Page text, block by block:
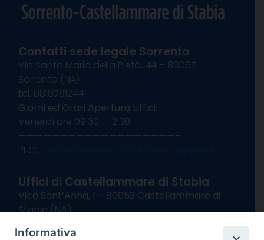
Contatti sede legale Sorrento
Via Santa Maria della Pietà, 44 – 80067
Sorrento (NA)
tel. 0818781244
Giorni ed Orari Apertura Uffici:
Venerdì ore 09:30 – 12:30
———————————————————–
PEC:
Uffici di Castellammare di Stabia
Vico Sant’Anna, 1 – 80053 Castellammare di
Stabia (NA)
Informativa